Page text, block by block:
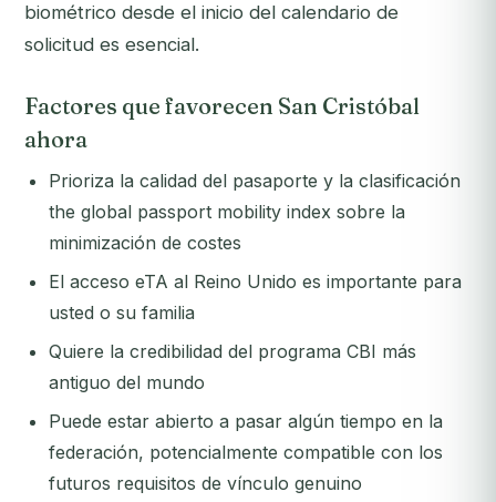
biométrico desde el inicio del calendario de
solicitud es esencial.
Factores que favorecen San Cristóbal
ahora
Prioriza la calidad del pasaporte y la clasificación
the global passport mobility index sobre la
minimización de costes
El acceso eTA al Reino Unido es importante para
usted o su familia
Quiere la credibilidad del programa CBI más
antiguo del mundo
Puede estar abierto a pasar algún tiempo en la
federación, potencialmente compatible con los
futuros requisitos de vínculo genuino